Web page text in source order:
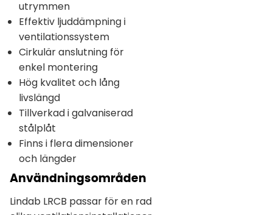
utrymmen
Effektiv ljuddämpning i
ventilationssystem
Cirkulär anslutning för
enkel montering
Hög kvalitet och lång
livslängd
Tillverkad i galvaniserad
stålplåt
Finns i flera dimensioner
och längder
Användningsområden
Lindab LRCB passar för en rad